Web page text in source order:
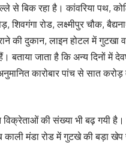
से बिक रहा है। कांवरिया पथ,
रोड, लक्ष्मीपुर चौक,
की दुकान, लाइन होटल में गुटखा व
बताया जाता है कि अन्य दिनों में
कारोबार पांच से सात
की संख्या भी बढ़ गयी
मंडा रोड में गुटखे की बड़ा